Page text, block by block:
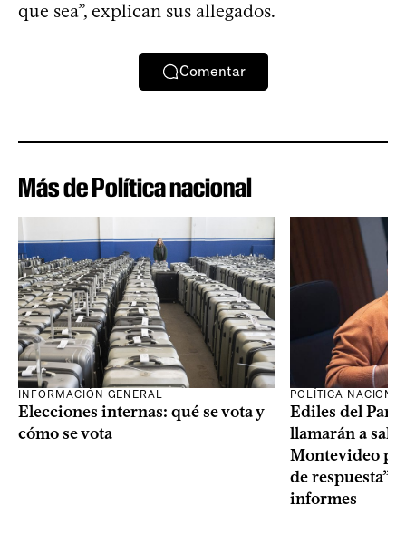
que sea”, explican sus allegados.
Comentar
Más de Política nacional
INFORMACIÓN GENERAL
Elecciones internas: qué se vota y
cómo se vota
POLÍTICA
Ediles del
llamarán a sala
Montevideo
de respuesta”
informes